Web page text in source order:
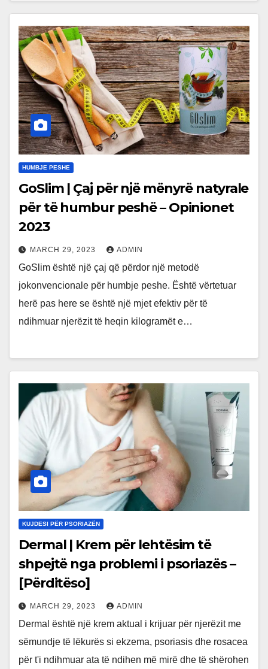
HUMBJE PESHE
GoSlim | Çaj për një mënyrë natyrale
për të humbur peshë – Opinionet
2023
MARCH 29, 2023 ADMIN
GoSlim është një çaj që përdor një metodë
jokonvencionale për humbje peshe. Është vërtetuar
herë pas here se është një mjet efektiv për të
ndihmuar njerëzit të heqin kilogramët e…
KUJDESI PËR PSORIAZËN
Dermal | Krem për lehtësim të
shpejtë nga problemi i psoriazës –
[Përditëso]
MARCH 29, 2023 ADMIN
Dermal është një krem aktual i krijuar për njerëzit me
sëmundje të lëkurës si ekzema, psoriasis dhe rosacea
për t'i ndihmuar ata të ndihen më mirë dhe të shërohen